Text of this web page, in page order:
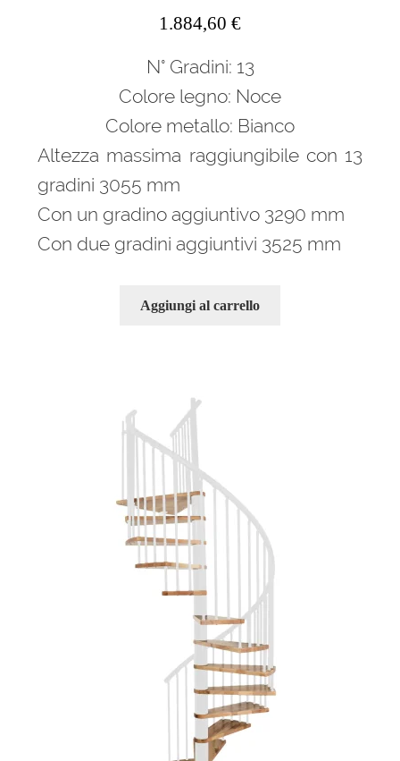
1.884,60 €
N° Gradini: 13
Colore legno: Noce
Colore metallo: Bianco
Altezza massima raggiungibile con 13
gradini 3055 mm
Con un gradino aggiuntivo 3290 mm
Con due gradini aggiuntivi 3525 mm
Aggiungi al carrello